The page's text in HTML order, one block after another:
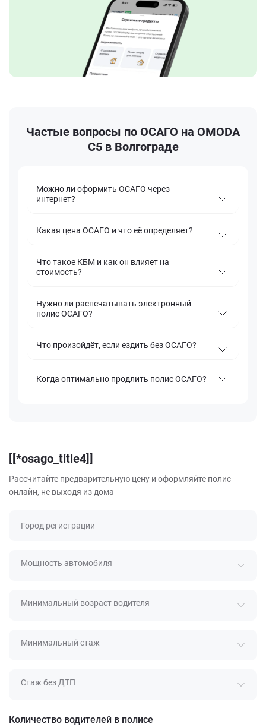
Частые вопросы по ОСАГО на OMODA
C5 в Волгограде
Можно ли оформить ОСАГО через
интернет?
Какая цена ОСАГО и что её определяет?
Что такое КБМ и как он влияет на
стоимость?
Нужно ли распечатывать электронный
полис ОСАГО?
Что произойдёт, если ездить без ОСАГО?
Когда оптимально продлить полис ОСАГО?
[[*osago_title4]]
Рассчитайте предварительную цену и оформляйте полис
онлайн, не выходя из дома
Город регистрации
Мощность автомобиля
Минимальный возраст водителя
Минимальный стаж
Стаж без ДТП
Количество водителей в полисе